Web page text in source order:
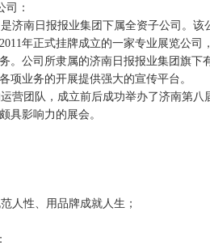
：
济南日报报业集团下属全资子公司。该
年正式挂牌成立的一家专业展览公司
。公司所隶属的济南日报报业集团旗下
项业务的开展提供强大的宣传平台。
营团队，成立前后成功举办了济南第八
具影响力的展会。
人性、用品牌成就人生；